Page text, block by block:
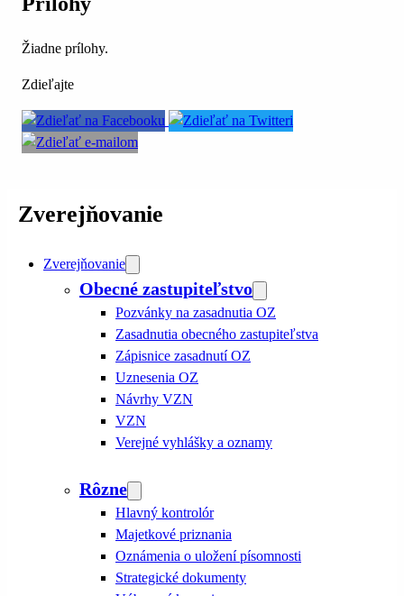
Žiadne prílohy.
Zdieľajte
Zverejňovanie
Zverejňovanie
Obecné zastupiteľstvo
Pozvánky na zasadnutia OZ
Zasadnutia obecného zastupiteľstva
Zápisnice zasadnutí OZ
Uznesenia OZ
Návrhy VZN
VZN
Verejné vyhlášky a oznamy
Rôzne
Hlavný kontrolór
Majetkové priznania
Oznámenia o uložení písomnosti
Strategické dokumenty